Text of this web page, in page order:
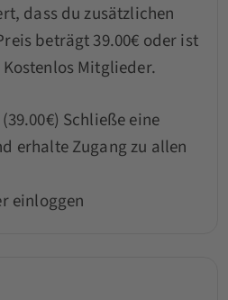
dass du zusätzlichen
beträgt 39.00€ oder ist
Mitglieder.
Schließe eine
erhalte Zugang zu allen
einloggen